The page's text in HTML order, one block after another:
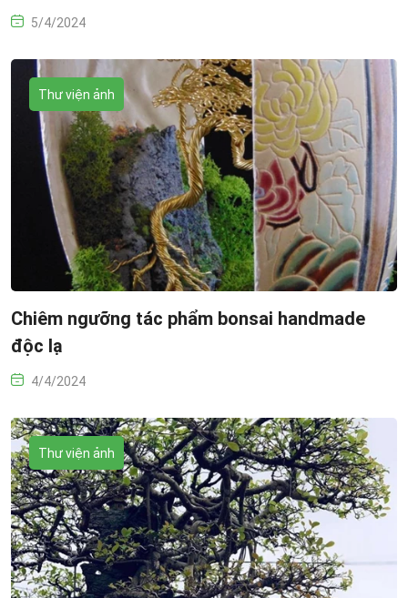
5/4/2024
Thư viện ảnh
Chiêm ngưỡng tác phẩm bonsai handmade
độc lạ
4/4/2024
Thư viện ảnh